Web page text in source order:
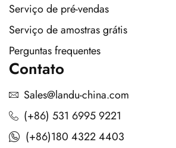
Serviço de pré-vendas
Serviço de amostras grátis
Perguntas frequentes
Contato
Sales@landu-china.com
(+86) 531 6995 9221
(+86)180 4322 4403